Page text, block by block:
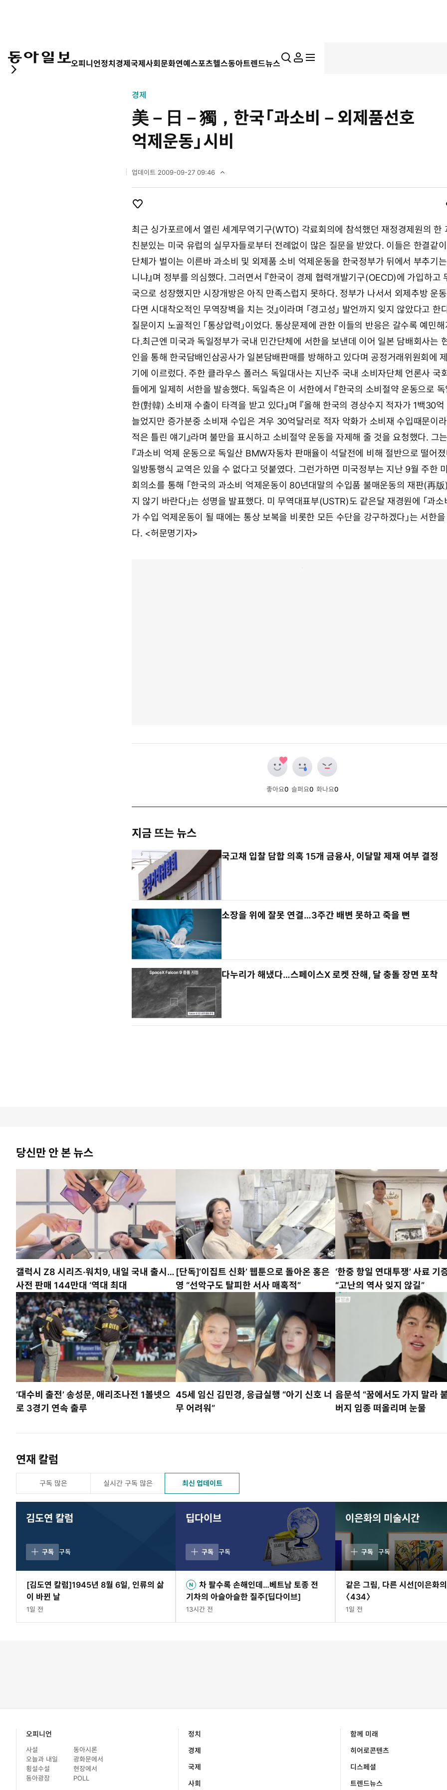
오피니언정치경제국제사회문화연예스포츠헬스동아트렌드뉴스 통 마
지
전
펼
치
경제
美－日－獨，한국「과소비－외제품선호
억제운동」시비
업데이트 2009-09-27 09:46
0
9
2
7
일
0
시
4
6
분
요
최근 싱가포르에서 열린 세계무역기구(WTO) 각료회의에 참석했던 재정경제원의 한
친분있는 미국 유럽의 실무자들로부터 전례없이 많은 질문을 받았다. 이들은 한결같이
단체가 벌이는 이른바 과소비 및 외제품 소비 억제운동을 한국정부가 뒤에서 부추기
니냐』며 정부를 의심했다. 그러면서 『한국이 경제 협력개발기구(OECD)에 가입하고
국으로 성장했지만 시장개방은 아직 만족스럽지 못하다. 정부가 나서서 외제추방 운
다면 시대착오적인 무역장벽을 치는 것』이라며 「경고성」 발언까지 잊지 않았다고 한
질문이지 노골적인 「통상압력」이었다. 통상문제에 관한 이들의 반응은 갈수록 예민
다.최근엔 미국과 독일정부가 국내 민간단체에 서한을 보낸데 이어 일본 담배회사는
인을 통해 한국담배인삼공사가 일본담배판매를 방해하고 있다며 공정거래위원회에
기에 이르렀다. 주한 클라우스 폴러스 독일대사는 지난주 국내 소비자단체 언론사 국
들에게 일제히 서한을 발송했다. 독일측은 이 서한에서 『한국의 소비절약 운동으로 독
한(對韓) 소비재 수출이 타격을 받고 있다』며 『올해 한국의 경상수지 적자가 1백30억
늘었지만 증가분중 소비재 수입은 겨우 30억달러로 적자 악화가 소비재 수입때문이라
적은 틀린 얘기』라며 불만을 표시하고 소비절약 운동을 자제해 줄 것을 요청했다. 그는
『과소비 억제 운동으로 독일산 BMW자동차 판매율이 석달전에 비해 절반으로 떨어졌
일방통행식 교역은 있을 수 없다고 덧붙였다. 그런가하면 미국정부는 지난 9월 주한
회의소를 통해 「한국의 과소비 억제운동이 80년대말의 수입품 불매운동의 재판(再版
지 않기 바란다」는 성명을 발표했다. 미 무역대표부(USTR)도 같은달 재경원에 「과소
가 수입 억제운동이 될 때에는 통상 보복을 비롯한 모든 수단을 강구하겠다」는 서한을
다. <허문명기자>
좋아요0 슬퍼요0 화나요0
지금 뜨는 뉴스
국고채 입찰 담합 의혹 15개 금융사, 이달말 제재 여부 결정
소장을 위에 잘못 연결…3주간 배변 못하고 죽을 뻔
다누리가 해냈다…스페이스X 로켓 잔해, 달 충돌 장면 포착
당신만 안 본 뉴스
갤럭시 Z8 시리즈·워치9, 내일 국내 출시…
사전 판매 144만대 ‘역대 최대
[단독]‘이집트 신화’ 웹툰으로 돌아온 홍은
영 “선악구도 탈피한 서사 매혹적”
‘한중 항일 연대투쟁’ 사료 기
“고난의 역사 잊지 않길”
‘대수비 출전’ 송성문, 애리조나전 1볼넷으
로 3경기 연속 출루
45세 임신 김민경, 응급실행 “아기 신호 너
무 어려워”
음문석 “꿈에서도 가지 말라
버지 임종 떠올리며 눈물
연재 칼럼
구독 많은 실시간 구독 많은 최신 업데이트
김도연 칼럼
구독 구독
[김도연 칼럼]1945년 8월 6일, 인류의 삶
이 바뀐 날
1일 전
딥다이브
구독 구독
차 팔수록 손해인데…베트남 토종 전
기차의 아슬아슬한 질주[딥다이브]
13시간 전
이은화의 미술시간
구독 구독
같은 그림, 다른 시선[이은화
〈434〉
1일 전
오피니언
사설
오늘과 내일
횡설수설
동아광장
동아시론
광화문에서
현장에서
POLL
정치
경제
국제
사회
함께 미래
히어로콘텐츠
디스페셜
트렌드뉴스